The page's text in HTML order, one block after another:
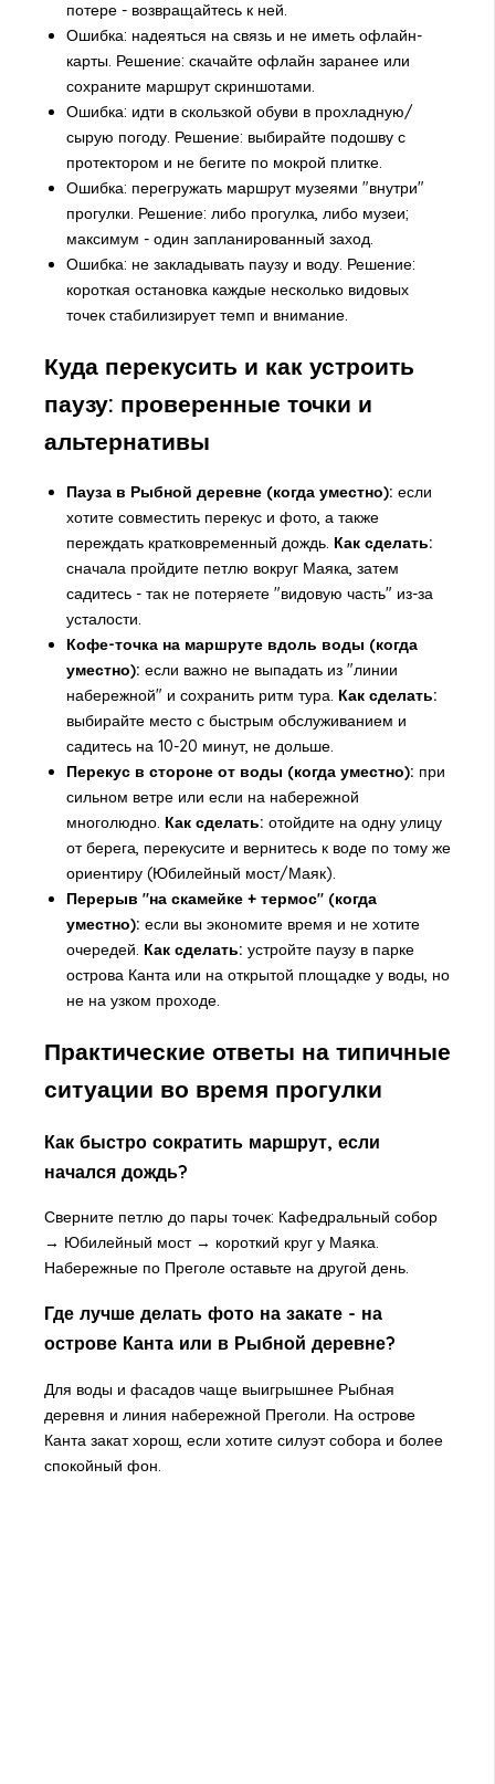
потере - возвращайтесь к ней.
Ошибка: надеяться на связь и не иметь офлайн-
карты. Решение: скачайте офлайн заранее или
сохраните маршрут скриншотами.
Ошибка: идти в скользкой обуви в прохладную/
сырую погоду. Решение: выбирайте подошву с
протектором и не бегите по мокрой плитке.
Ошибка: перегружать маршрут музеями "внутри"
прогулки. Решение: либо прогулка, либо музеи;
максимум - один запланированный заход.
Ошибка: не закладывать паузу и воду. Решение:
короткая остановка каждые несколько видовых
точек стабилизирует темп и внимание.
Куда перекусить и как устроить
паузу: проверенные точки и
альтернативы
Пауза в Рыбной деревне (когда уместно): если
хотите совместить перекус и фото, а также
переждать кратковременный дождь. Как сделать:
сначала пройдите петлю вокруг Маяка, затем
садитесь - так не потеряете "видовую часть" из-за
усталости.
Кофе-точка на маршруте вдоль воды (когда
уместно): если важно не выпадать из "линии
набережной" и сохранить ритм тура. Как сделать:
выбирайте место с быстрым обслуживанием и
садитесь на 10-20 минут, не дольше.
Перекус в стороне от воды (когда уместно): при
сильном ветре или если на набережной
многолюдно. Как сделать: отойдите на одну улицу
от берега, перекусите и вернитесь к воде по тому же
ориентиру (Юбилейный мост/Маяк).
Перерыв "на скамейке + термос" (когда
уместно): если вы экономите время и не хотите
очередей. Как сделать: устройте паузу в парке
острова Канта или на открытой площадке у воды, но
не на узком проходе.
Практические ответы на типичные
ситуации во время прогулки
Как быстро сократить маршрут, если
начался дождь?
Сверните петлю до пары точек: Кафедральный собор
→ Юбилейный мост → короткий круг у Маяка.
Набережные по Преголе оставьте на другой день.
Где лучше делать фото на закате - на
острове Канта или в Рыбной деревне?
Для воды и фасадов чаще выигрышнее Рыбная
деревня и линия набережной Преголи. На острове
Канта закат хорош, если хотите силуэт собора и более
спокойный фон.